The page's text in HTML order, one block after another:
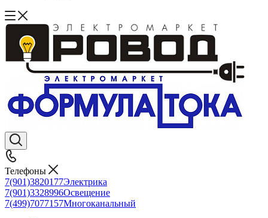
Телефоны
7(901)3820177Электрика
7(901)3328996Освещение
7(499)7077157Многоканальный